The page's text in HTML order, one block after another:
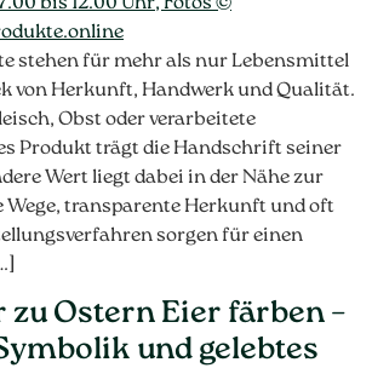
stehen für mehr als nur Lebensmittel
von Herkunft, Handwerk und Qualität.
Obst oder verarbeitete
Produkt trägt die Handschrift seiner
Wert liegt dabei in der Nähe zur
Wege, transparente Herkunft und oft
sorgen für einen
Ostern Eier färben –
und gelebtes